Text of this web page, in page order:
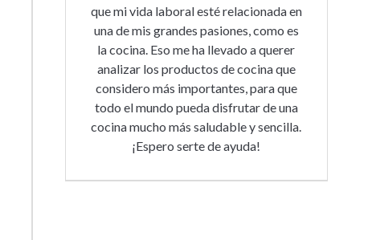
que mi vida laboral esté relacionada en
una de mis grandes pasiones, como es
la cocina. Eso me ha llevado a querer
analizar los productos de cocina que
considero más importantes, para que
todo el mundo pueda disfrutar de una
cocina mucho más saludable y sencilla.
¡Espero serte de ayuda!